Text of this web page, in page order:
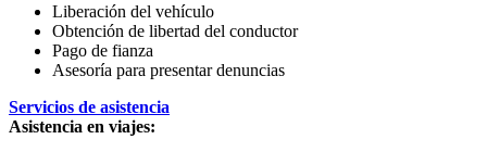
Liberación del vehículo
Obtención de libertad del conductor
Pago de fianza
Asesoría para presentar denuncias
Servicios de asistencia
Asistencia en viajes: